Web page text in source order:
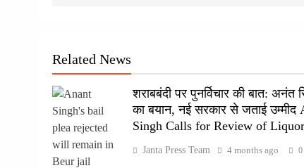
Related News
शराबबंदी पर पुनर्विचार की बात: अनंत
का बयान, नई सरकार से जताई उम्मीद
Singh Calls for Review of
Janta Press Team 4 months ago 0